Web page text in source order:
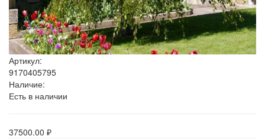
Артикул:
9170405795
Наличие:
Есть в наличии
37500.00 ₽